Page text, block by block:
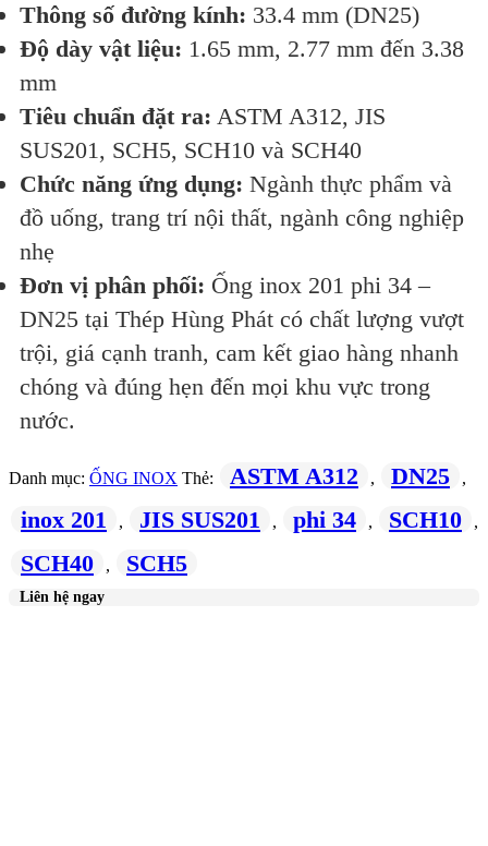
Thông số đường kính: 33.4 mm (DN25)
Độ dày vật liệu: 1.65 mm, 2.77 mm đến 3.38
mm
Tiêu chuẩn đặt ra: ASTM A312, JIS
SUS201, SCH5, SCH10 và SCH40
Chức năng ứng dụng: Ngành thực phẩm và
đồ uống, trang trí nội thất, ngành công nghiệp
nhẹ
Đơn vị phân phối: Ống inox 201 phi 34 –
DN25 tại Thép Hùng Phát có chất lượng vượt
trội, giá cạnh tranh, cam kết giao hàng nhanh
chóng và đúng hẹn đến mọi khu vực trong
nước.
Danh mục: ỐNG INOX Thẻ: ASTM A312 , DN25 ,
inox 201 , JIS SUS201 , phi 34 , SCH10 ,
SCH40 , SCH5
Liên hệ ngay